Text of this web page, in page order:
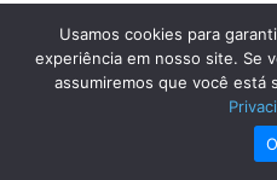
Usamos cookies para
experiência em nosso site. Se
assumiremos que você está